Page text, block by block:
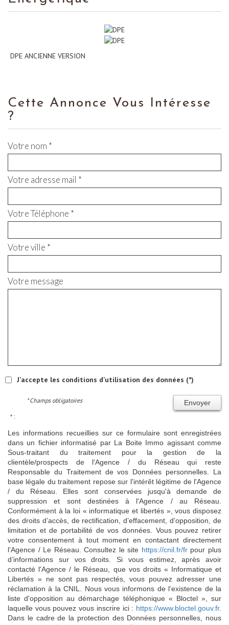
DPE ANCIENNE VERSION
Cette Annonce Vous Intéresse
?
Votre nom *
Votre adresse mail *
Votre Téléphone *
Votre ville *
Votre message
J'accepte les conditions d'utilisation des données (*)
Envoyer
* Champs obligatoires
* :
Les informations recueillies sur ce formulaire sont enregistrées
dans un fichier informatisé par La Boite Immo agissant comme
Sous-traitant du traitement pour la gestion de la
clientèle/prospects de l'Agence / du Réseau qui reste
Responsable du Traitement de vos Données personnelles. La
base légale du traitement repose sur l'intérêt légitime de l'Agence
/ du Réseau. Elles sont conservées jusqu'à demande de
suppression et sont destinées à l'Agence / au Réseau.
Conformément à la loi « informatique et libertés », vous disposez
des droits d’accès, de rectification, d’effacement, d’opposition, de
limitation et de portabilité de vos données. Vous pouvez retirer
votre consentement à tout moment en contactant directement
l’Agence / Le Réseau. Consultez le site https://cnil.fr/frpour plus
d’informations sur vos droits. Si vous estimez, après avoir
contacté l'Agence / le Réseau, que vos droits « Informatique et
Libertés » ne sont pas respectés, vous pouvez adresser une
réclamation à la CNIL. Nous vous informons de l’existence de la
liste d'opposition au démarchage téléphonique « Bloctel », sur
laquelle vous pouvez vous inscrire ici : https://www.bloctel.gouv.fr.
Dans le cadre de la protection des Données personnelles, nous